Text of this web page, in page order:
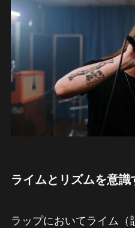
ライムとリズムを意識
ラップにおいてライム（